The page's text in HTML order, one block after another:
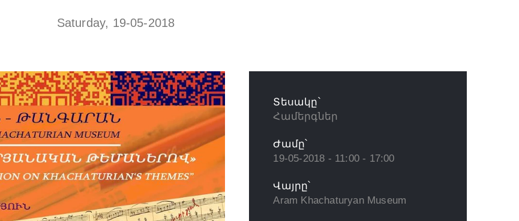
Saturday, 19-05-2018
Տեսակը՝
Համերգներ
Ժամը՝
19-05-2018 - 11:00 - 17:00
Վայրը՝
Aram Khachaturyan Museum